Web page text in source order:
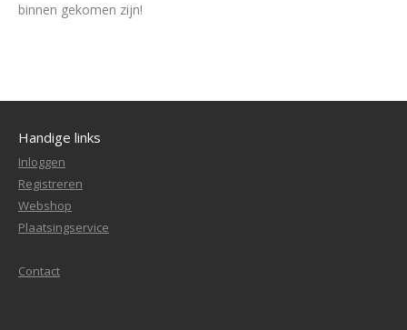
binnen gekomen zijn!
Handige links
Inloggen
Registreren
Webshop
Plaatsingservice
Contact